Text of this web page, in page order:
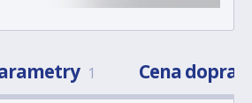
1 Cena